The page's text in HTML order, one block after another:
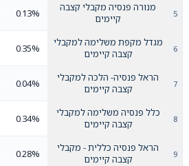
מנורה פנסיה מקבלי קצבה
קיימים
0.13%
מגדל מקפת משלימה למקבלי
קצבה קיימים
0.35%
הראל פנסיה- הלכה למקבלי
קצבה קיימים
0.04%
כלל פנסיה משלימה למקבלי
קצבה קיימים
0.34%
הראל פנסיה כללית - מקבלי
קצבה קיימים
0.28%